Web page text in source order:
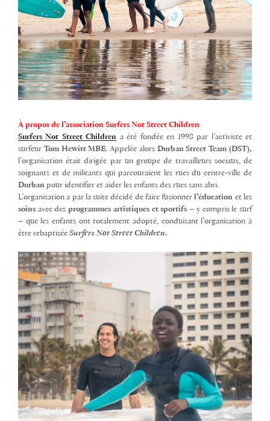
À propos de l’association Surfers Not Street Children
Surfers Not Street Children a été fondée en 1998 par l’activiste et
surfeur Tom Hewitt MBE. Appelée alors Durban Street Team (DST),
l’organisation était dirigée par un groupe de travailleurs sociaux, de
soignants et de militants qui parcouraient les rues du centre-ville de
Durban pour identifier et aider les enfants des rues sans abri.
L’organisation a par la suite décidé de faire fusionnerl’éducation et les
soins avec desprogrammes artistiques et sportifs – y compris le surf
– que les enfants ont totalement adopté, conduisant l’organisation à
être rebaptisée Surfers Not Street Children.